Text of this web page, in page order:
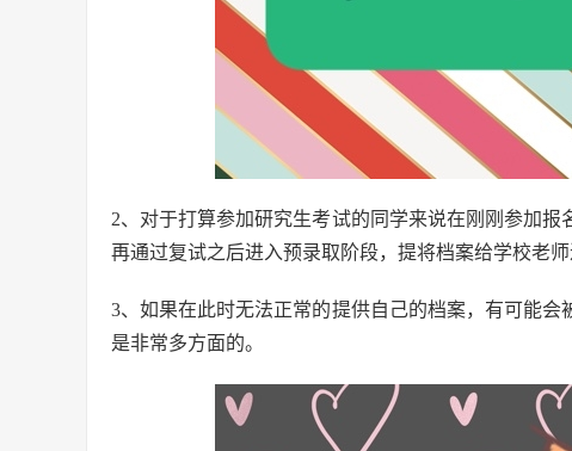
2、对于打算参加研究生考试的同学来说在刚刚参加
再通过复试之后进入预录取阶段，提将档案给学校老师
3、如果在此时无法正常的提供自己的档案，有可能
是非常多方面的。